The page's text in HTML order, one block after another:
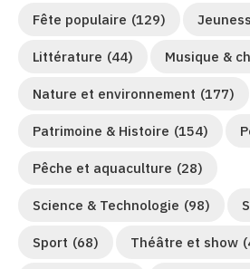
Fête populaire (129)
Littérature (44) Musique &
Nature et environnement (177)
Patrimoine & Histoire (154)
Pêche et aquaculture (28)
Science & Technologie (98)
Sport (68) Théâtre et show